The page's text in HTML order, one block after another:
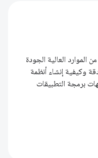
العالية الجودة
وكيفية إنشاء أنظمة
برمجة التطبيقات